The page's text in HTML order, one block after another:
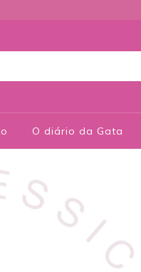
O diário da Gata